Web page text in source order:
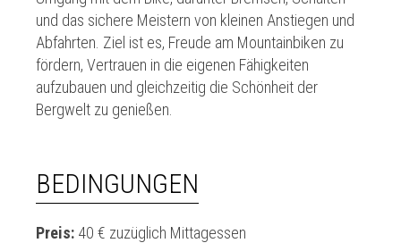
und das sichere Meistern von kleinen Anstiegen und
Abfahrten. Ziel ist es, Freude am Mountainbiken zu
fördern, Vertrauen in die eigenen Fähigkeiten
aufzubauen und gleichzeitig die Schönheit der
Bergwelt zu genießen.
BEDINGUNGEN
Preis: 40 € zuzüglich Mittagessen